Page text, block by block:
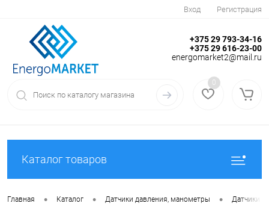
Вход Регистрация
+375 29 793-34-16
+375 29 616-23-00
energomarket2@mail.ru
0
Каталог товаров
Главная • Каталог • Датчики давления, манометры • Датчики